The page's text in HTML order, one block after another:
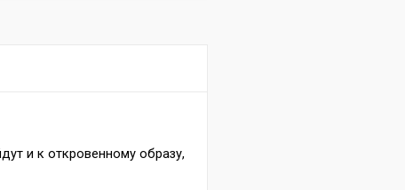
и к откровенному образу,